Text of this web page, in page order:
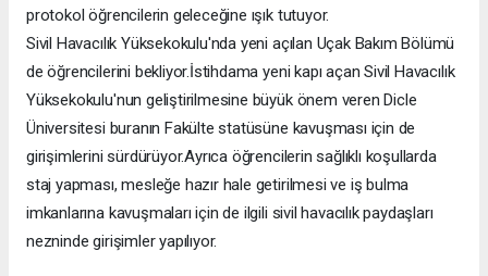
protokol öğrencilerin geleceğine ışık tutuyor.
Sivil Havacılık Yüksekokulu'nda yeni açılan Uçak Bakım Bölümü
de öğrencilerini bekliyor.İstihdama yeni kapı açan Sivil Havacılık
Yüksekokulu'nun geliştirilmesine büyük önem veren Dicle
Üniversitesi buranın Fakülte statüsüne kavuşması için de
girişimlerini sürdürüyor.Ayrıca öğrencilerin sağlıklı koşullarda
staj yapması, mesleğe hazır hale getirilmesi ve iş bulma
imkanlarına kavuşmaları için de ilgili sivil havacılık paydaşları
nezninde girişimler yapılıyor.